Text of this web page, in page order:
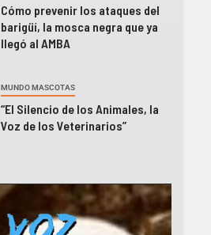
Cómo prevenir los ataques del
barigüí, la mosca negra que ya
llegó al AMBA
MUNDO MASCOTAS
“El Silencio de los Animales, la
Voz de los Veterinarios”